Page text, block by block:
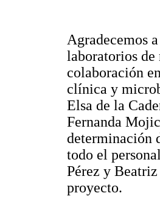
Agradecemos
laboratorios
colaboración
clínica y
Elsa de la
Fernanda
determinación
todo el
Pérez y
proyecto.